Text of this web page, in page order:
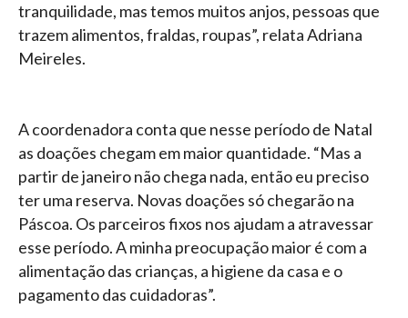
tranquilidade, mas temos muitos anjos, pessoas que
trazem alimentos, fraldas, roupas”, relata Adriana
Meireles.
A coordenadora conta que nesse período de Natal
as doações chegam em maior quantidade. “Mas a
partir de janeiro não chega nada, então eu preciso
ter uma reserva. Novas doações só chegarão na
Páscoa. Os parceiros fixos nos ajudam a atravessar
esse período. A minha preocupação maior é com a
alimentação das crianças, a higiene da casa e o
pagamento das cuidadoras”.